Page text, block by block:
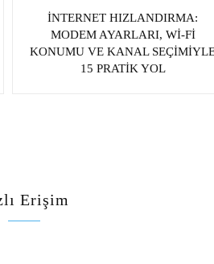
İNTERNET HIZLANDIRMA:
MODEM AYARLARI, WI‑FI
KONUMU VE KANAL
15 PRATIK YOL
Erişim